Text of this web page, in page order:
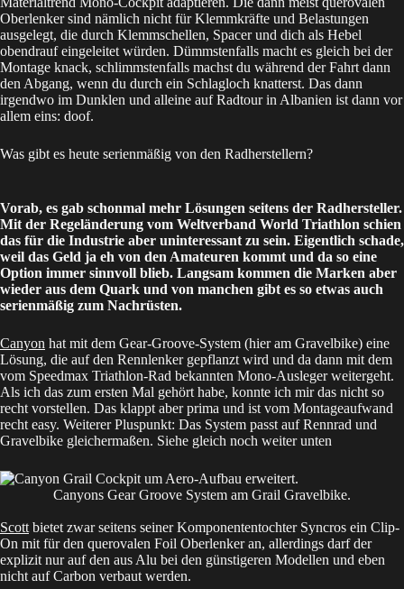
Oberlenker sind nämlich nicht für Klemmkräfte und Belastungen
ausgelegt, die durch Klemmschellen, Spacer und dich als Hebel
obendrauf eingeleitet würden. Dümmstenfalls macht es gleich bei der
Montage knack, schlimmstenfalls machst du während der Fahrt dann
den Abgang, wenn du durch ein Schlagloch knatterst. Das dann
irgendwo im Dunklen und alleine auf Radtour in Albanien ist dann vor
allem eins: doof.
Was gibt es heute serienmäßig von den Radherstellern?
Vorab, es gab schonmal mehr Lösungen seitens der Radhersteller.
Mit der Regeländerung vom Weltverband World Triathlon schien
das für die Industrie aber uninteressant zu sein. Eigentlich schade,
weil das Geld ja eh von den Amateuren kommt und da so eine
Option immer sinnvoll blieb. Langsam kommen die Marken aber
wieder aus dem Quark und von manchen gibt es so etwas auch
serienmäßig zum Nachrüsten.
Canyon hat mit dem Gear-Groove-System (hier am Gravelbike) eine
Lösung, die auf den Rennlenker gepflanzt wird und da dann mit dem
vom Speedmax Triathlon-Rad bekannten Mono-Ausleger weitergeht.
Als ich das zum ersten Mal gehört habe, konnte ich mir das nicht so
recht vorstellen. Das klappt aber prima und ist vom Montageaufwand
recht easy. Weiterer Pluspunkt: Das System passt auf Rennrad und
Gravelbike gleichermaßen. Siehe gleich noch weiter unten
Canyons Gear Groove System am Grail Gravelbike.
Scott bietet zwar seitens seiner Komponententochter Syncros ein Clip-
On mit für den querovalen Foil Oberlenker an, allerdings darf der
explizit nur auf den aus Alu bei den günstigeren Modellen und eben
nicht auf Carbon verbaut werden.